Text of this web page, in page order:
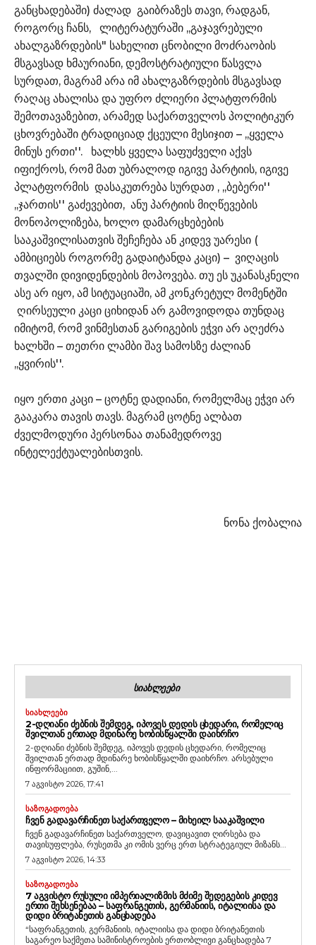
განცხადებაში) ძალად გაიბრაზეს თავი, რადგან,
როგორც ჩანს, ლიტერატურაში ,,გაჯავრებული
ახალგაზრდების" სახელით ცნობილი მოძრაობის
მსგავსად ხმაურიანი, დემოსტრატიული წასვლა
სურდათ, მაგრამ არა იმ ახალგაზრდების მსგავსად
რაღაც ახალისა და უფრო ძლიერი პლატფორმის
შემოთავაზებით, არამედ საქართველოს პოლიტიკურ
ცხოვრებაში ტრადიციად ქცეული მესიჯით – ,,ყველა
მინუს ერთი''. ხალხს ყველა საფუძველი აქვს
იფიქროს, რომ მათ უბრალოდ იგივე პარტიის, იგივე
პლატფორმის დასაკუთრება სურდათ , ,,ბებერი''
,,ჯართის'' გაძევებით, ანუ პარტიის მიღწევების
მონოპოლიზება, ხოლო დამარცხებების
სააკაშვილისათვის შეჩეჩება ან კიდევ უარესი (
ამბიციებს როგორმე გადაიტანდა კაცი) – ვიღაცის
თვალში დივიდენდების მოპოვება. თუ ეს უკანასკნელი
ასე არ იყო, ამ სიტუაციაში, ამ კონკრეტულ მომენტში
ღირსეული კაცი ციხიდან არ გამოვიდოდა თუნდაც
იმიტომ, რომ ვინმესთან გარიგების ეჭვი არ აღეძრა
ხალხში – თეთრი ლამბი შავ სამოსზე ძალიან
,,ყვირის''.
იყო ერთი კაცი – ცოტნე დადიანი, რომელმაც ეჭვი არ
გააკარა თავის თავს. მაგრამ ცოტნე ალბათ
ძველმოდური პერსონაა თანამედროვე
ინტელექტუალებისთვის.
ნონა ქობალია
ᲡᲘᲐᲮᲚᲔᲔᲑᲘ
ᲡᲘᲐᲮᲚᲔᲔᲑᲘ
2-ᲓᲦᲘᲐᲜᲘ ᲫᲔᲑᲜᲘᲡ ᲨᲔᲛᲓᲔᲒ, ᲘᲞᲝᲕᲔᲡ ᲓᲔᲓᲘᲡ ᲪᲮᲔᲓᲐᲠᲘ, ᲠᲝᲛᲔᲚᲘᲪ
ᲨᲕᲘᲚᲗᲐᲜ ᲔᲠᲗᲐᲓ ᲛᲓᲘᲜᲐᲠᲔ ᲮᲝᲑᲘᲡᲬᲧᲐᲚᲨᲘ ᲓᲐᲘᲮᲠᲩᲝ
2-დღიანი ძებნის შემდეგ, იპოვეს დედის ცხედარი, რომელიც
შვილთან ერთად მდინარე ხობისწყალში დაიხრჩო. არსებული
ინფორმაციით, გუშინ,...
7 აგვისტო 2026, 17:41
ᲡᲐᲖᲝᲒᲐᲓᲝᲔᲑᲐ
ᲩᲕᲔᲜ ᲒᲐᲓᲐᲕᲐᲠᲩᲘᲜᲔᲗ ᲡᲐᲥᲐᲠᲗᲕᲔᲚᲝ – ᲛᲘᲮᲔᲘᲚ ᲡᲐᲐᲙᲐᲨᲕᲘᲚᲘ
ჩვენ გადავარჩინეთ საქართველო, დავიცავით ღირსება და
თავისუფლება, რუსეთმა კი ომის ვერც ერთ სტრატეგიულ მიზანს...
7 აგვისტო 2026, 14:33
ᲡᲐᲖᲝᲒᲐᲓᲝᲔᲑᲐ
7 ᲐᲒᲕᲘᲡᲢᲝ ᲠᲣᲡᲣᲚᲘ ᲘᲛᲞᲔᲠᲘᲐᲚᲘᲖᲛᲘᲡ ᲛᲫᲘᲛᲔ ᲨᲔᲓᲔᲒᲔᲑᲘᲡ ᲙᲘᲓᲔᲕ
ᲔᲠᲗᲘ ᲨᲔᲮᲡᲔᲜᲔᲑᲐᲐ – ᲡᲐᲤᲠᲐᲜᲒᲔᲗᲘᲡ, ᲒᲔᲠᲛᲐᲜᲘᲘᲡ, ᲘᲢᲐᲚᲘᲘᲡᲐ ᲓᲐ
ᲓᲘᲓᲘ ᲑᲠᲘᲢᲐᲜᲔᲗᲘᲡ ᲒᲐᲜᲪᲮᲐᲓᲔᲑᲐ
“საფრანგეთის, გერმანიის, იტალიისა და დიდი ბრიტანეთის
საგარეო საქმეთა სამინისტროების ერთობლივი განცხადება 7